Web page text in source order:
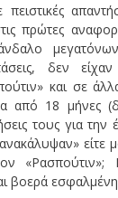
πρώτες
δεν
και σε
από 18 μήνες
τους για
είτε
βοερά